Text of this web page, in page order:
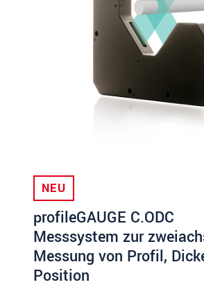
NEU
profileGAUGE C.ODC
Messsystem zur
Messung von Profil,
Position